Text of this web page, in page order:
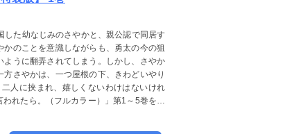
した幼なじみのさやかと、親公認で同居す
のことを意識しながらも、勇太の今の狙
うに翻弄されてしまう。しかし、さやか
さやかは、一つ屋根の下、きわどいやり
人に挟まれ、嬉しくないわけはないけれ
れたら。（フルカラー）」第1～5巻を収